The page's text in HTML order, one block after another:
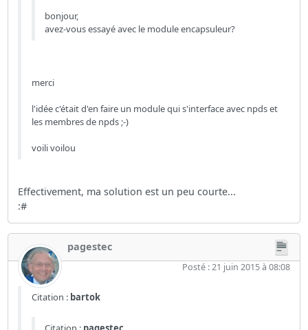
bonjour,
avez-vous essayé avec le module encapsuleur?
merci
l'idée c'était d'en faire un module qui s'interface avec npds et
les membres de npds ;-)
voili voilou
Effectivement, ma solution est un peu courte...
:#
pagestec
Posté : 21 juin 2015 à 08:08
Citation : bartok